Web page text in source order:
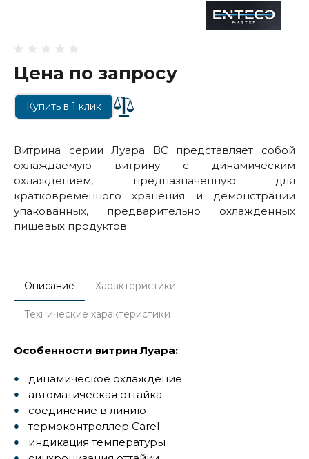
Цена по запросу
Купить в 1 клик
Витрина серии Луара ВС представляет собой
охлаждаемую витрину с динамическим
охлаждением, предназначенную для
кратковременного хранения и демонстрации
упакованных, предварительно охлажденных
пищевых продуктов.
Описание Характеристики
Технические характеристики
Особенности витрин Луара:
динамическое охлаждение
автоматическая оттайка
соединение в линию
термоконтроллер Carel
индикация температуры